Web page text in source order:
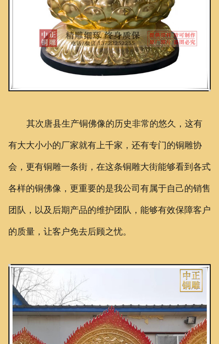
其次唐县生产铜佛像的历史非常的悠久，这有
有大大小小的厂家就有上千家，还有专门的铜雕协
会，更有铜雕一条街，在这条铜雕大街能够看到各式
各样的铜佛像，更重要的是我公司有属于自己的销售
团队，以及后期产品的维护团队，能够有效保障客户
的质量，让客户免去后顾之忧。